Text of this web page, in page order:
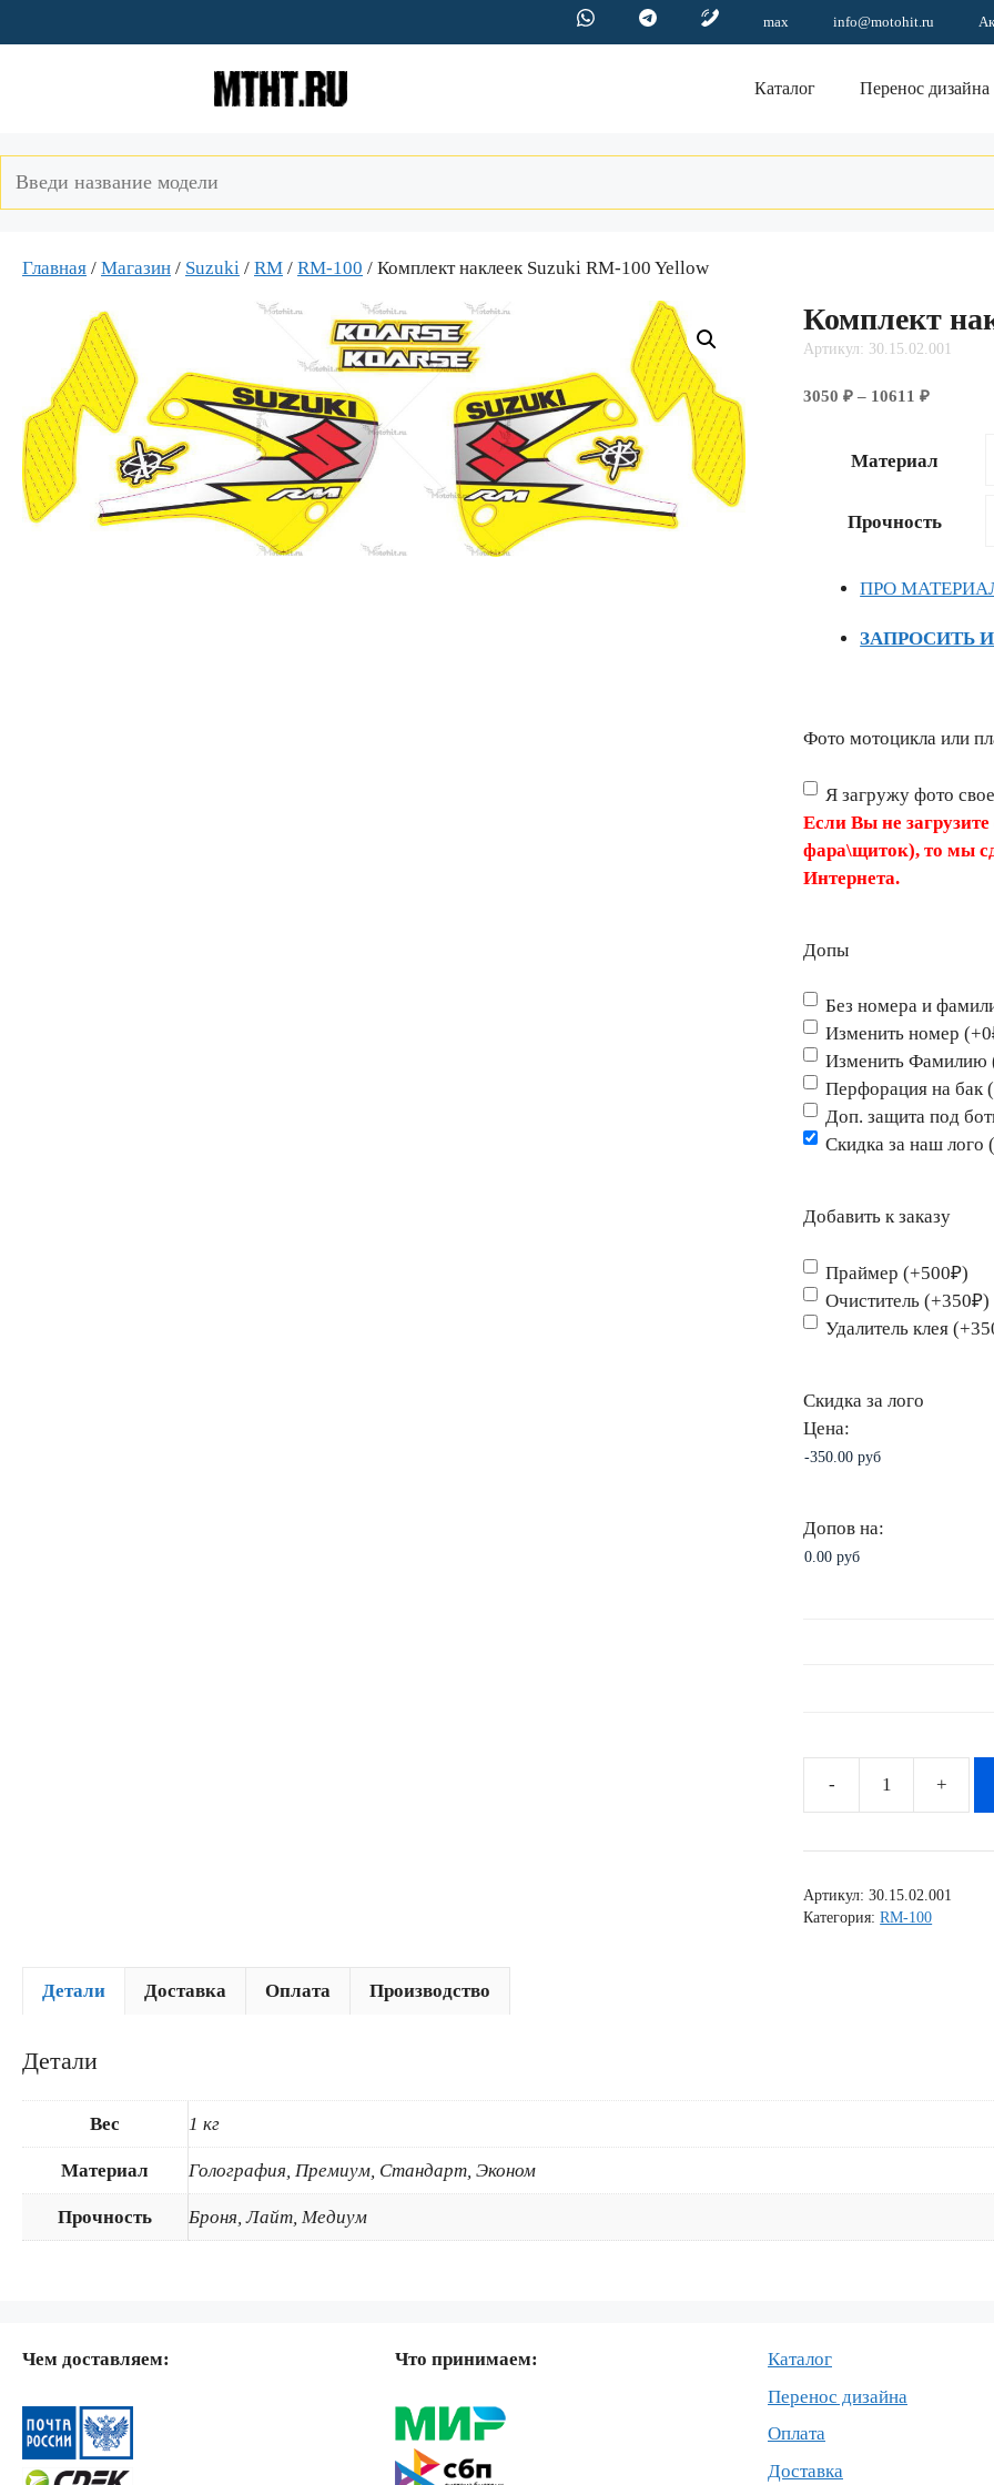
к
max info@motohit.ru
Каталог Перенос дизайна
Главная / Магазин / Suzuki / RM / RM-100 / Комплект наклеек Suzuki RM-100 Yellow
Комплект
Артикул: 30.15.02.001
3050₽ – 10611₽Диапазон
–
Материал
Прочность
ПРО
ЗАПРОСИТЬ
Фото мотоцикла или
Я загружу фото
Если Вы не
фара\щиток), то мы
Интернета.
Допы
Без номера и
Изменить номер
Изменить Фамилию
Перфорация на бак
Доп. защита под
Скидка за наш лого
Добавить к заказу
Праймер (+500₽)
Очиститель (+350₽)
Удалитель клея
Скидка за лого
Цена:
Допов на:
Количество
Комплект
Suzuki
Артикул:30.15.02.001
Категория:RM-100
Детали Доставка Оплата Производство
Детали
Вес 1 кг
Материал Голография, Премиум, Стандарт, Эконом
Прочность Броня, Лайт, Медиум
Чем доставляем: Что принимаем:
Каталог
Перенос дизайна
Оплата
Доставка